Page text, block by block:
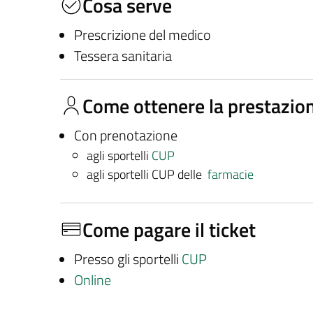
Prescrizione del medico
Tessera sanitaria
Come ottenere la
Con prenotazione
agli sportelli CUP
agli sportelli CUP delle farmacie
Come pagare il ticket
Presso gli sportelli CUP
Online